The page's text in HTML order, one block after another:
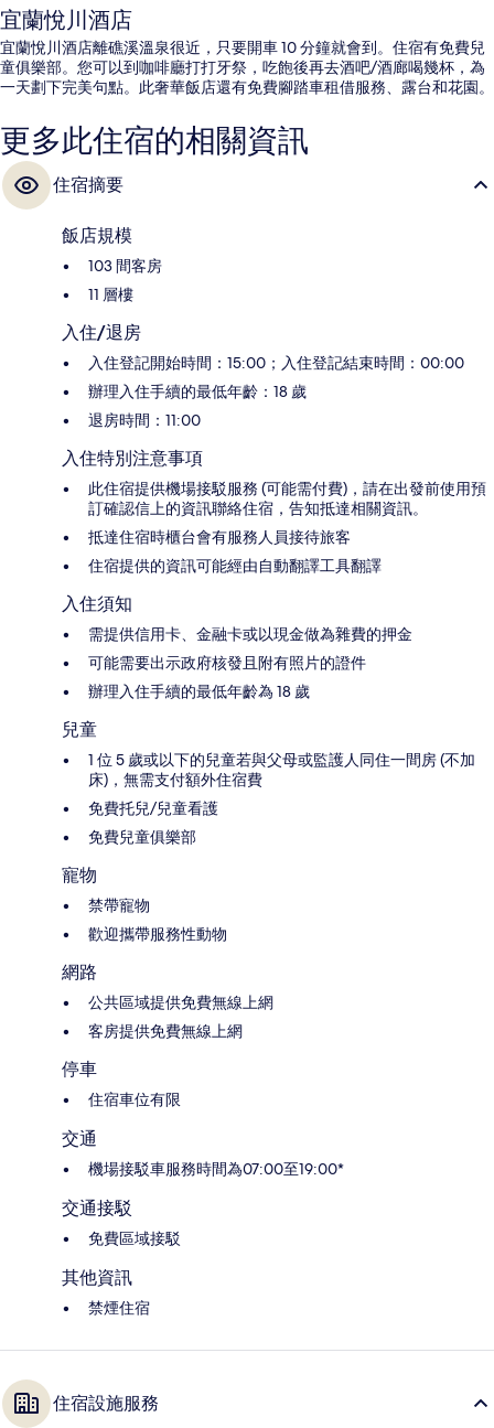
宜蘭悅川酒店
宜蘭悅川酒店離礁溪溫泉很近，只要開車 10 分鐘就會到。住宿有免費兒
童俱樂部。您可以到咖啡廳打打牙祭，吃飽後再去酒吧/酒廊喝幾杯，為
一天劃下完美句點。此奢華飯店還有免費腳踏車租借服務、露台和花園。
更多此住宿的相關資訊
住宿摘要
飯店規模
103 間客房
11 層樓
入住/退房
入住登記開始時間：15:00；入住登記結束時間：00:00
辦理入住手續的最低年齡：18 歲
退房時間：11:00
入住特別注意事項
此住宿提供機場接駁服務 (可能需付費)，請在出發前使用預
訂確認信上的資訊聯絡住宿，告知抵達相關資訊。
抵達住宿時櫃台會有服務人員接待旅客
住宿提供的資訊可能經由自動翻譯工具翻譯
入住須知
需提供信用卡、金融卡或以現金做為雜費的押金
可能需要出示政府核發且附有照片的證件
辦理入住手續的最低年齡為 18 歲
兒童
1 位 5 歲或以下的兒童若與父母或監護人同住一間房 (不加
床)，無需支付額外住宿費
免費托兒/兒童看護
免費兒童俱樂部
寵物
禁帶寵物
歡迎攜帶服務性動物
網路
公共區域提供免費無線上網
客房提供免費無線上網
停車
住宿車位有限
交通
機場接駁車服務時間為07:00至19:00*
交通接駁
免費區域接駁
其他資訊
禁煙住宿
住宿設施服務